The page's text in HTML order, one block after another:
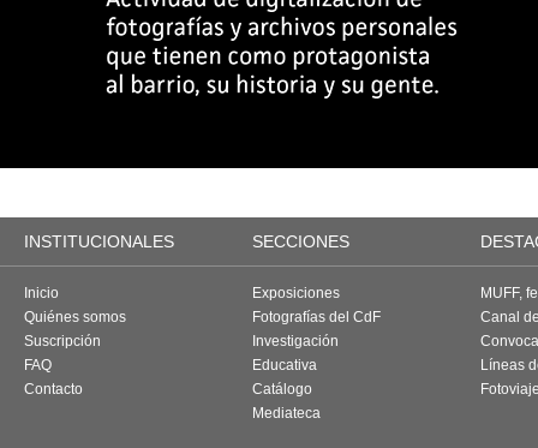
INSTITUCIONALES SECCIONES
Inicio
Quiénes somos
Suscripción
FAQ
Contacto
Exposiciones
Fotografías del CdF
Investigación
Educativa
Catálogo
Mediateca
MUFF,
Canal
Líneas